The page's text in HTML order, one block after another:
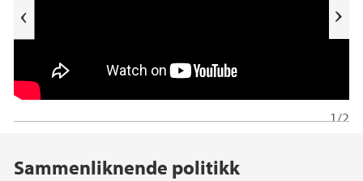
1/2
Hovedinnhold
Sammenliknende politikk